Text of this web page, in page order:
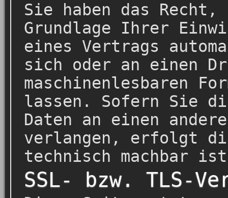
Sie haben das
Grundlage Ihrer
eines Vertrags
sich oder an einen
maschinenlesbaren
lassen. Sofern Sie
Daten an einen
verlangen, erfolgt
technisch machbar
SSL- bzw. TLS-